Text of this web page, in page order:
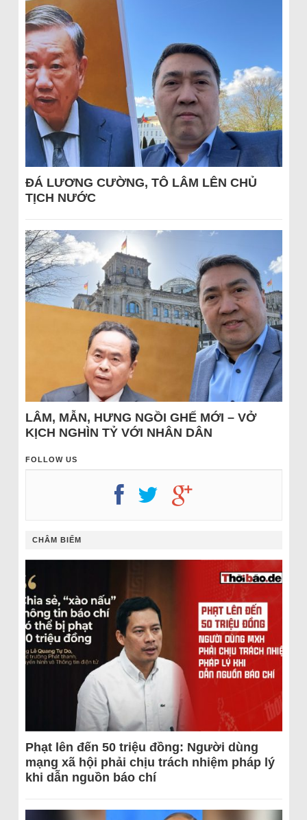
ĐÁ LƯƠNG CƯỜNG, TÔ LÂM LÊN CHỦ
TỊCH NƯỚC
LÂM, MẪN, HƯNG NGỒI GHẾ MỚI – VỞ
KỊCH NGHÌN TỶ VỚI NHÂN DÂN
FOLLOW US
CHÂM BIẾM
Phạt lên đến 50 triệu đồng: Người dùng
mạng xã hội phải chịu trách nhiệm pháp lý
khi dẫn nguồn báo chí